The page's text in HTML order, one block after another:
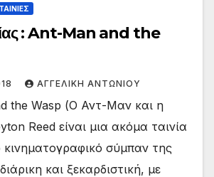
ΤΑΙΝΙΕΣ
: Ant-Man and the
ΑΓΓΕΛΙΚΉ ΑΝΤΩΝΊΟΥ
the Wasp (Ο Αντ-Μαν και η
Reed είναι μια ακόμα ταινία
κινηματογραφικό σύμπαν της
και ξεκαρδιστική, με